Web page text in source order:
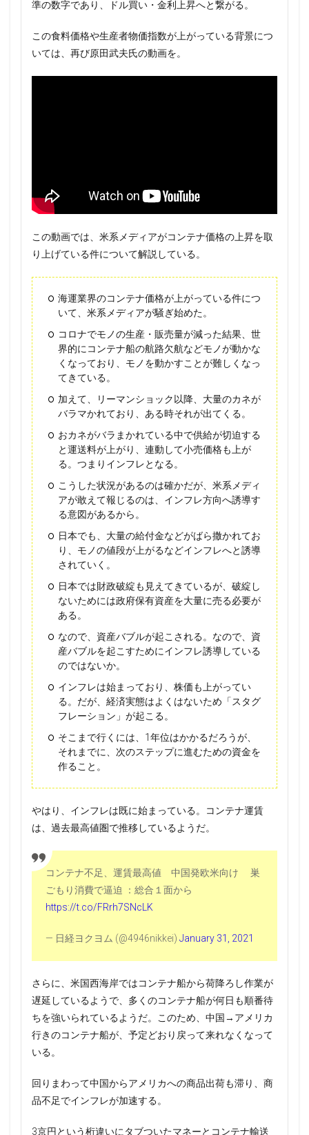
準の数字であり、ドル買い・金利上昇へと繋がる。
この食料価格や生産者物価指数が上がっている背景につ
いては、再び原田武夫氏の動画を。
この動画では、米系メディアがコンテナ価格の上昇を取
り上げている件について解説している。
海運業界のコンテナ価格が上がっている件につ
いて、米系メディアが騒ぎ始めた。
コロナでモノの生産・販売量が減った結果、世
界的にコンテナ船の航路欠航などモノが動かな
くなっており、モノを動かすことが難しくなっ
てきている。
加えて、リーマンショック以降、大量のカネが
バラマかれており、ある時それが出てくる。
おカネがバラまかれている中で供給が切迫する
と運送料が上がり、連動して小売価格も上が
る。つまりインフレとなる。
こうした状況があるのは確かだが、米系メディ
アが敢えて報じるのは、インフレ方向へ誘導す
る意図があるから。
日本でも、大量の給付金などがばら撒かれてお
り、モノの値段が上がるなどインフレへと誘導
されていく。
日本では財政破綻も見えてきているが、破綻し
ないためには政府保有資産を大量に売る必要が
ある。
なので、資産バブルが起こされる。なので、資
産バブルを起こすためにインフレ誘導している
のではないか。
インフレは始まっており、株価も上がってい
る。だが、経済実態はよくはないため「スタグ
フレーション」が起こる。
そこまで行くには、1年位はかかるだろうが、
それまでに、次のステップに進むための資金を
作ること。
やはり、インフレは既に始まっている。コンテナ運賃
は、過去最高値圏で推移しているようだ。
コンテナ不足、運賃最高値 中国発欧米向け 巣
ごもり消費で逼迫 ：総合１面から
https://t.co/FRrh7SNcLK
— 日経ヨクヨム (@4946nikkei) January 31, 2021
さらに、米国西海岸ではコンテナ船から荷降ろし作業が
遅延しているようで、多くのコンテナ船が何日も順番待
ちを強いられているようだ。このため、中国→アメリカ
行きのコンテナ船が、予定どおり戻って来れなくなって
いる。
回りまわって中国からアメリカへの商品出荷も滞り、商
品不足でインフレが加速する。
3京円という桁違いにタブついたマネーとコンテナ輸送